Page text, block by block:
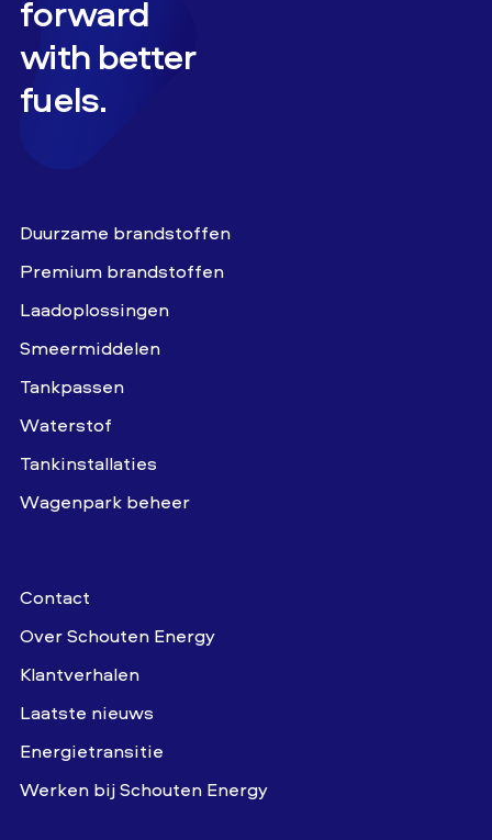
forward
with better
fuels.
Duurzame brandstoffen
Premium brandstoffen
Laadoplossingen
Smeermiddelen
Tankpassen
Waterstof
Tankinstallaties
Wagenpark beheer
Contact
Over Schouten Energy
Klantverhalen
Laatste nieuws
Energietransitie
Werken bij Schouten Energy